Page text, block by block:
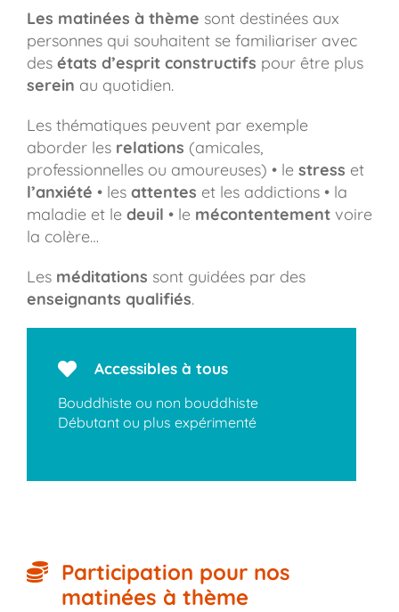
Les matinées à thème sont destinées aux
personnes qui souhaitent se familiariser avec
des états d’esprit constructifs pour être plus
serein au quotidien.
Les thématiques peuvent par exemple
aborder les relations (amicales,
professionnelles ou amoureuses) • le stress et
l’anxiété • les attentes et les addictions • la
maladie et le deuil • le mécontentementvoire
la colère…
Les méditations sont guidées par des
enseignants qualifiés.
Accessibles à tous
Bouddhiste ou non bouddhiste
Débutant ou plus expérimenté
Participation pour nos
matinées à thème